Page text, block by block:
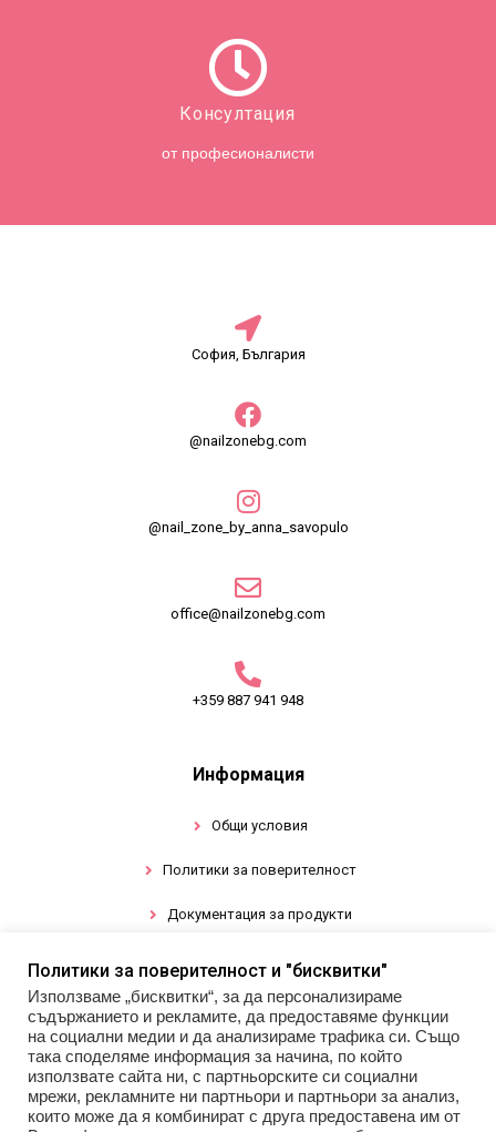
Консултация
от професионалисти
София, България
@nailzonebg.com
@nail_zone_by_anna_savopulo
office@nailzonebg.com
+359 887 941 948
Информация
Общи условия
Политики за поверителност
Документация за продукти
Промоции
Гел лак
Инструменти
Декорации за нокти
Политики за поверителност и "бисквитки"
Използваме „бисквитки“, за да персонализираме
съдържанието и рекламите, да предоставяме функции
на социални медии и да анализираме трафика си. Също
така споделяме информация за начина, по който
използвате сайта ни, с партньорските си социални
мрежи, рекламните ни партньори и партньори за анализ,
които може да я комбинират с друга предоставена им от